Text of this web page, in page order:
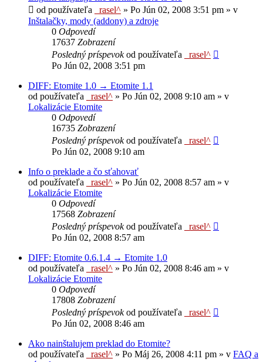
od používateľa
_rasel^ » Po Jún 02, 2008 3:51 pm » v
Inštalačky, mody (addony) a zdroje
0 Odpovedí
17637 Zobrazení
Posledný príspevokod používateľa
_rasel^
Po Jún 02, 2008 3:51 pm
DIFF: Etomite 1.0 → Etomite 1.1
od používateľa
_rasel^ » Po Jún 02, 2008 9:10 am » v
Lokalizácie Etomite
0 Odpovedí
16735 Zobrazení
Posledný príspevokod používateľa
_rasel^
Po Jún 02, 2008 9:10 am
Info o preklade a čo sťahovať
od používateľa
_rasel^ » Po Jún 02, 2008 8:57 am » v
Lokalizácie Etomite
0 Odpovedí
17568 Zobrazení
Posledný príspevokod používateľa
_rasel^
Po Jún 02, 2008 8:57 am
DIFF: Etomite 0.6.1.4 → Etomite 1.0
od používateľa
_rasel^ » Po Jún 02, 2008 8:46 am » v
Lokalizácie Etomite
0 Odpovedí
17808 Zobrazení
Posledný príspevokod používateľa
_rasel^
Po Jún 02, 2008 8:46 am
Ako nainštalujem preklad do Etomite?
od používateľa
_rasel^ » Po Máj 26, 2008 4:11 pm » v FAQ a